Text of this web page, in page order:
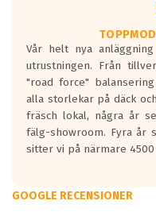
Vår helt nya
utrustningen. Från
"road force"
alla storlekar på däck
fräsch lokal, några år
fälg-showroom. Fyra år
sitter vi på närmare 4500
GOOGLE RECENSIONER